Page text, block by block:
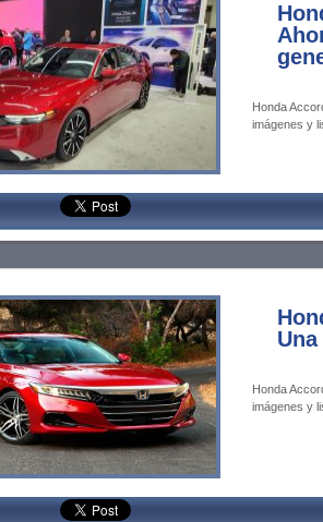
Honda
imágenes y
Honda
imágenes y